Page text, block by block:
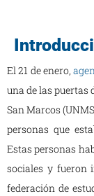
El 21 de enero,
una de las puertas
San Marcos
personas que
Estas personas
sociales y fueron
federación de